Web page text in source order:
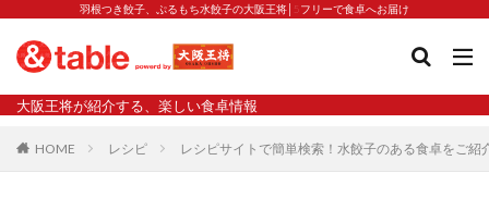
羽根つき餃子、ぷるもち水餃子の大阪王将│5フリーで食卓へお届け
大阪王将が紹介する、楽しい食卓情報
HOME レシピ レシピサイトで簡単検索！水餃子のある食卓をご紹
タグ
2023新商品 炒飯の素 業務スーパー
水餃子
減塩
渡韓 渡韓ごっこ 炒飯
焼きそば